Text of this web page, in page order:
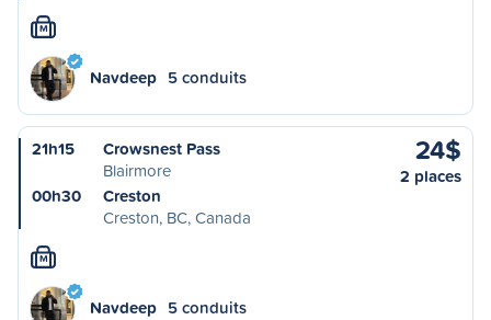
M
Navdeep 5 conduits
21h15
Crowsnest Pass
Blairmore
00h30
Creston
Creston, BC, Canada
24$
2 places
M
Navdeep 5 conduits